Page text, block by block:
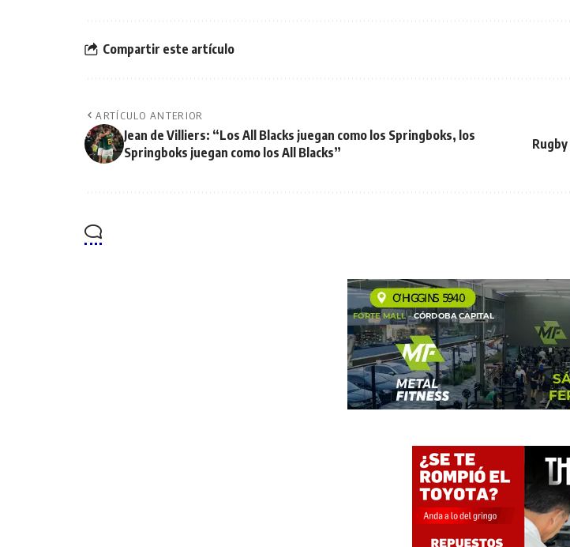
Compartir este artículo
ARTÍCULO ANTERIOR
Jean de Villiers: “Los All Blacks juegan como los Springboks, los
Springboks juegan como los All Blacks”